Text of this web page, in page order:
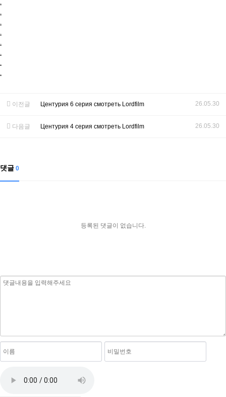
이전글 Центурия 6 серия смотреть Lordfilm 26.05.30
다음글 Центурия 4 серия смотреть Lordfilm 26.05.30
댓글 0
등록된 댓글이 없습니다.